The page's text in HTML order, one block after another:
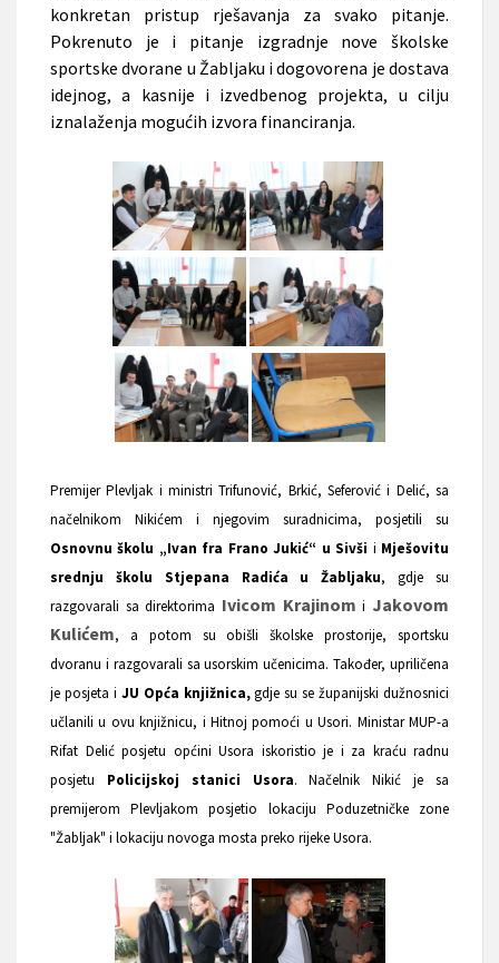
konkretan pristup rješavanja za svako pitanje.
Pokrenuto je i pitanje izgradnje nove školske
sportske dvorane u Žabljaku i dogovorena je dostava
idejnog, a kasnije i izvedbenog projekta, u cilju
iznalaženja mogućih izvora financiranja.
Premijer Plevljak i ministri Trifunović, Brkić, Seferović i Delić, sa
načelnikom Nikićem i njegovim suradnicima, posjetili su
Osnovnu školu „Ivan fra Frano Jukić“ u Sivši i Mješovitu
srednju školu Stjepana Radića u Žabljaku, gdje su
razgovarali sa direktorima Ivicom Krajinom i Jakovom
Kulićem, a potom su obišli školske prostorije, sportsku
dvoranu i razgovarali sa usorskim učenicima. Također, upriličena
je posjeta i JU Opća knjižnica,gdje su se županijski dužnosnici
učlanili u ovu knjižnicu, i Hitnoj pomoći u Usori. Ministar MUP-a
Rifat Delić posjetu općini Usora iskoristio je i za kraću radnu
posjetu Policijskoj stanici Usora. Načelnik Nikić je sa
premijerom Plevljakom posjetio lokaciju Poduzetničke zone
"Žabljak" i lokaciju novoga mosta preko rijeke Usora.